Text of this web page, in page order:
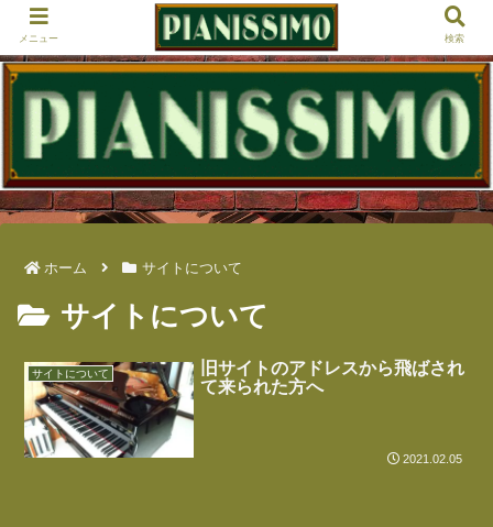
ホーム サイトについて
サイトについて
サイトについて
旧サイトのアドレスから飛ばされ
て来られた方へ
2021.02.05
メニュー 検索